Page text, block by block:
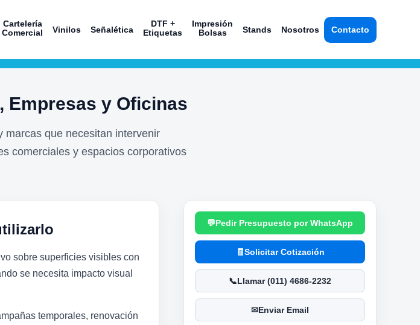
Cartelería
Comercial
Vinilos Señalética
DTF +
Etiquetas
Impresión
Bolsas
Stands Nosotros Contacto
Empresas y Oficinas
marcas que necesitan intervenir
comerciales y espacios corporativos
sobre superficies visibles con
se necesita impacto visual
temporales, renovación
Pedir Presupuesto por WhatsApp
Solicitar Cotización
Llamar (011) 4686-2232
Enviar Email